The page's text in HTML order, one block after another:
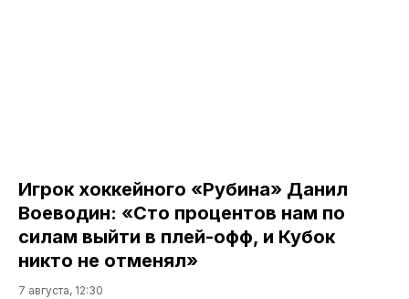
Игрок хоккейного «Рубина» Данил
Воеводин: «Сто процентов нам по
силам выйти в плей-офф, и Кубок
никто не отменял»
7 августа, 12:30